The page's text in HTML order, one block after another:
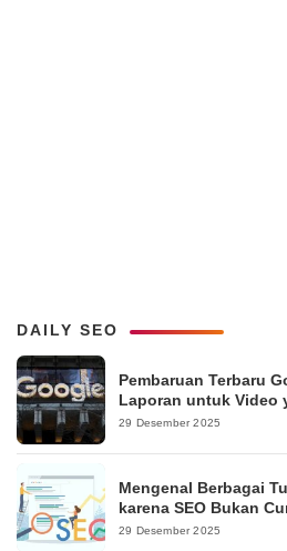
DAILY SEO
Pembaruan Terbaru
Laporan untuk Video
29 Desember 2025
Mengenal Berbagai
karena SEO Bukan
29 Desember 2025